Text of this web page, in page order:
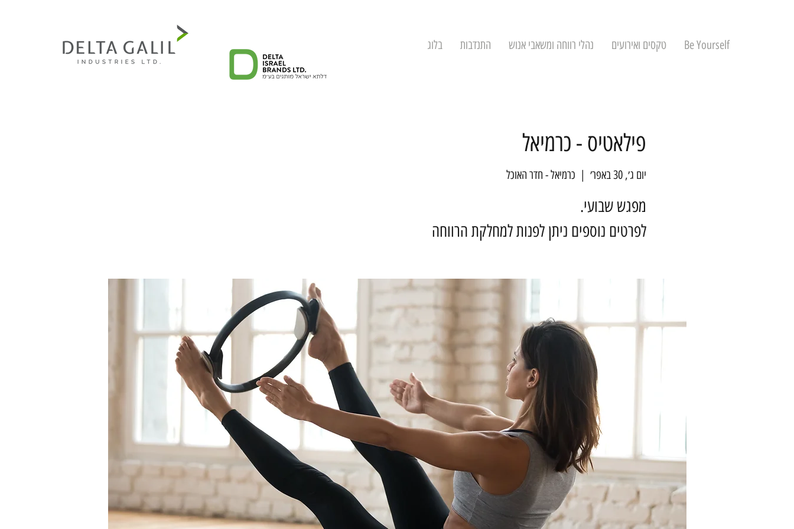
Be Yourself טקסים ואירועים נהלי רווחה ומשאבי אנוש התנדבות בלוג
פילאטיס - כרמיאל
יום ג׳, 30 באפר׳
  |
כרמיאל - חדר האוכל
לפרטים נוספים ניתן לפנות למחלקת הרווחה